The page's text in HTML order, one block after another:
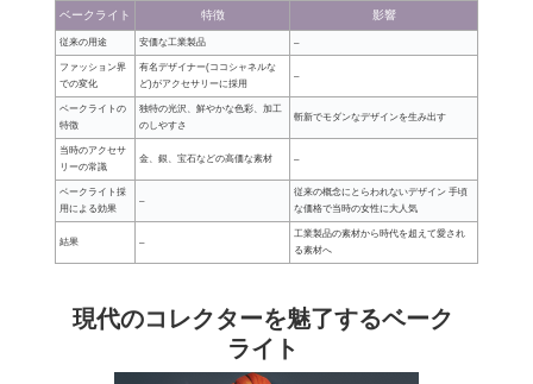
ベークライト 特徴 影響
従来の用途 安価な工業製品 –
ファッション界
での変化
有名デザイナー(ココシャネルな
ど)がアクセサリーに採用
–
ベークライトの
特徴
独特の光沢、鮮やかな色彩、加工
のしやすさ
斬新でモダンなデザインを生み出す
当時のアクセサ
リーの常識
金、銀、宝石などの高価な素材 –
ベークライト採
用による効果
–
従来の概念にとらわれないデザイン 手頃
な価格で当時の女性に大人気
結果 –
工業製品の素材から時代を超えて愛され
る素材へ
現代のコレクターを魅了するベーク
ライト